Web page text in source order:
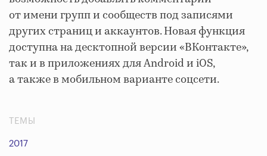
от имени групп и сообществ под записями
других страниц и аккаунтов. Новая функция
доступна на десктопной версии «ВКонтакте»,
так и в приложениях для Android и iOS,
а также в мобильном варианте соцсети.
ТЕМЫ
2017